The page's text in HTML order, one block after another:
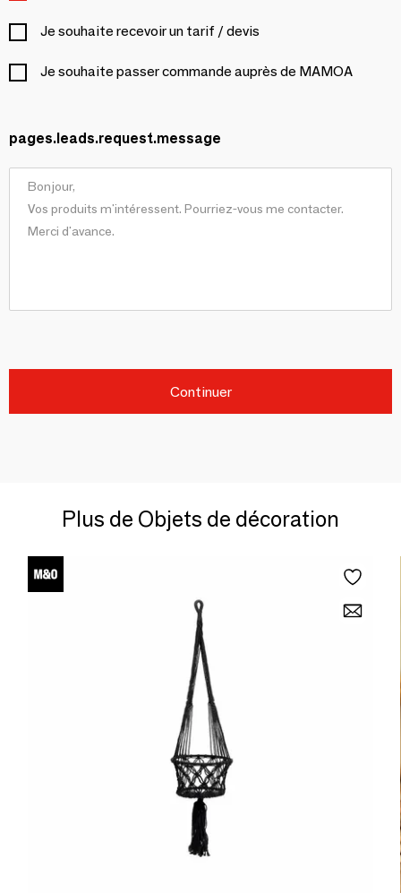
Je souhaite recevoir un tarif / devis
Je souhaite passer commande auprès de MAMOA
pages.leads.request.message
Continuer
Plus de Objets de décoration